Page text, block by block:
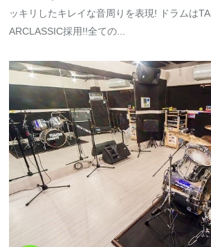
ッキリしたキレイな音周りを表現! ドラムは
ARCLASSIC採用!!全ての...